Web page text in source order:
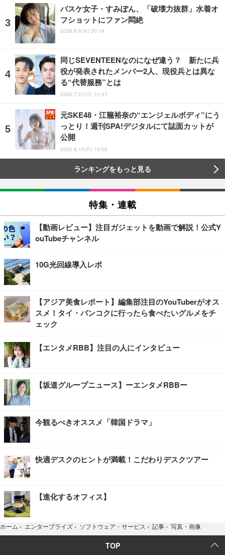
バスケ女子・すみぽん、「破壊力抜群」水着オ
フショットにファン悶絶
2026.8.6(木) 20:18
同じSEVENTEENなのになぜ違う？ 新たに兵
役が発表されたメンバー2人、現役兵とは異な
る“代替服務”とは
2026.7.27(月) 12:47
元SKE48・江籠裕奈の“エンジェルボディ”にう
っとり！週刊SPA!デジタルにて誌面カットが
公開
2026.8.10(月) 10:08
ランキングをもっと見る
特集・連載
【動画レビュー】注目ガジェットを動画で解説！公式Y
ouTubeチャンネル
10G光回線導入レポ
【アジア美食レポート】編集部注目のYouTuberがオス
スメ！タイ・バンコクに行ったら食べたいグルメをチ
ェック
【エンタメRBB】注目の人にインタビュー
【坂道グループニュース】ーエンタメRBBー
今観るべきオススメ「韓国ドラマ」
快適デスクのヒントが満載！こだわりデスクツアー
【進化するオフィス】
ホーム › エンタープライズ › ソフトウェア・サービス › 記事 › 写真・画像
TOP